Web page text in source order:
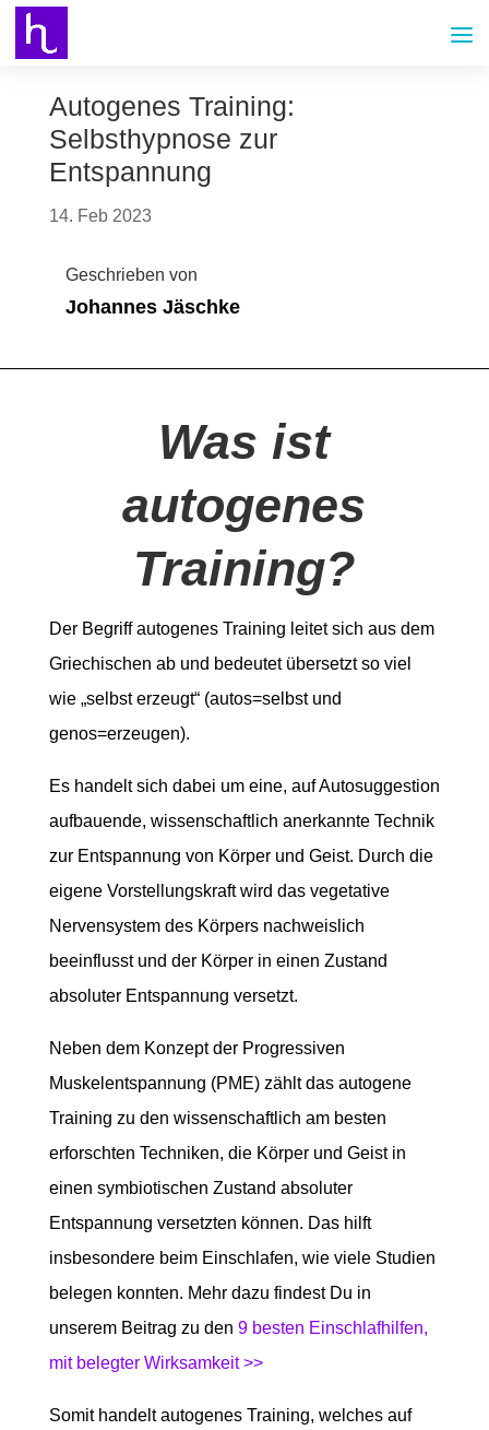
Autogenes Training:
Selbsthypnose zur
Entspannung
14. Feb 2023
Geschrieben von
Johannes Jäschke
Was ist
autogenes
Training?
Der Begriff autogenes Training leitet sich aus dem
Griechischen ab und bedeutet übersetzt so viel
wie „selbst erzeugt“ (autos=selbst und
genos=erzeugen).
Es handelt sich dabei um eine, auf Autosuggestion
aufbauende, wissenschaftlich anerkannte Technik
zur Entspannung von Körper und Geist. Durch die
eigene Vorstellungskraft wird das vegetative
Nervensystem des Körpers nachweislich
beeinflusst und der Körper in einen Zustand
absoluter Entspannung versetzt.
Neben dem Konzept der Progressiven
Muskelentspannung (PME) zählt das autogene
Training zu den wissenschaftlich am besten
erforschten Techniken, die Körper und Geist in
einen symbiotischen Zustand absoluter
Entspannung versetzten können. Das hilft
insbesondere beim Einschlafen, wie viele Studien
belegen konnten. Mehr dazu findest Du in
unserem Beitrag zu den 9 besten Einschlafhilfen,
mit belegter Wirksamkeit >>
Somit handelt autogenes Training, welches auf